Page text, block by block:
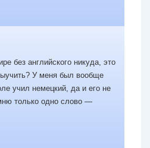
без английского никуда, это
У меня был вообще
учил немецкий, да и его не
только одно слово —